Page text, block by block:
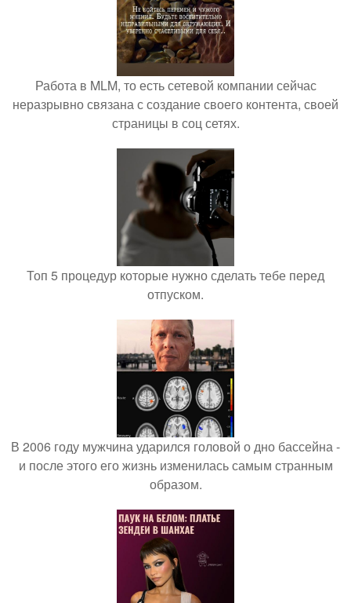
Работа в MLM, то есть сетевой компании сейчас
неразрывно связана с создание своего контента, своей
страницы в соц сетях.
Топ 5 процедур которые нужно сделать тебе перед
отпуском.
В 2006 году мужчина ударился головой о дно бассейна -
и после этого его жизнь изменилась самым странным
образом.